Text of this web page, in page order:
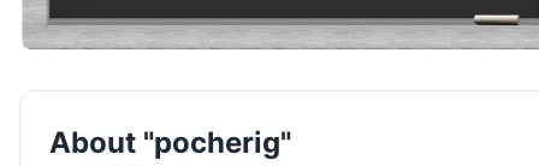
About "pocherig"